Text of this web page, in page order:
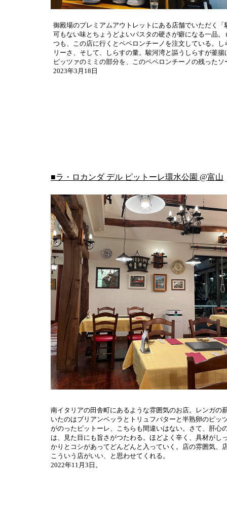
南イタリアの田舎町にあるような雰囲気のお店。レンガ
いたのはブリアンベッラとトリュフバターと半熟卵のピ
がのったピットーレ、こちらも間違いはない。さて、肝心
は、見た目にも旨さがつたわる。ほどよく辛く、具材が
かりとコシがあってどんどんと入っていく。店の雰囲気
こういう店がいい、と思わせてくれる。
2022年11月3日。
■ラ・ロカンダ デル ピットーレ環水公園 @富山
御殿場のプレミアムアウトレットにある店舗でいただく
可もない味とちょうどよいパスタの硬さが癖になる一品
つも、この店に行くとペペロンチーノを注文している。
リーさ、そして、しらすの量。駿河湾と謳うしらすが釜
ピッツァのミミの部分を、このペペロンチーノの残った
2023年3月18日